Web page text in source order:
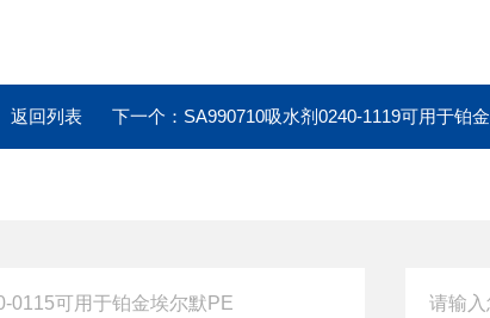
返回列表 下一个： SA990710吸水剂0240-1119可用于铂金埃尔默PE